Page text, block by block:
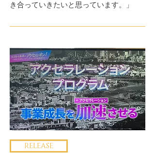
き合っていきたいと思っています。」
RELEASE